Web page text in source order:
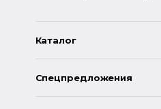
Каталог
Спецпредложения